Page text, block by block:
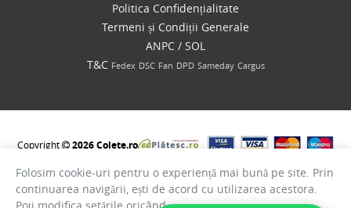
Politica Confidențialitate
Termeni și Condiții Generale
ANPC / SOL
T&C Fedex DSC Fan DPD Sameday Cargus
Copyright 2026 Colete.ro
Folosim cookie-uri pentru o experiență mai bună pe site. Prin
continuarea navigării, ești de acord cu utilizarea acestora.